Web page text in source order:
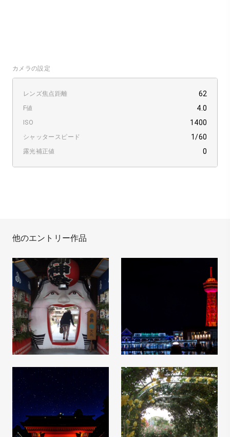
カメラの設定
レンズ焦点距離 62
F値 4.0
ISO 1400
シャッタースピード 1/60
露光補正値 0
他のエントリー作品